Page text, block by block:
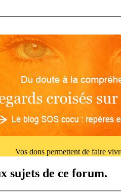
Vos dons permettent de faire
sujets de ce forum.